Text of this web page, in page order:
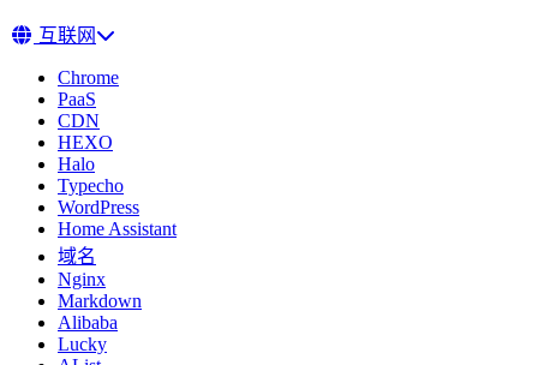
互联网
Chrome
PaaS
CDN
HEXO
Halo
Typecho
WordPress
Home Assistant
域名
Nginx
Markdown
Alibaba
Lucky